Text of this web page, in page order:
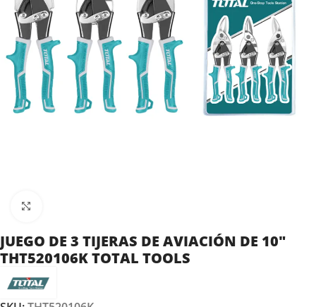
JUEGO DE 3 TIJERAS DE AVIACIÓN DE 10″
THT520106K TOTAL TOOLS